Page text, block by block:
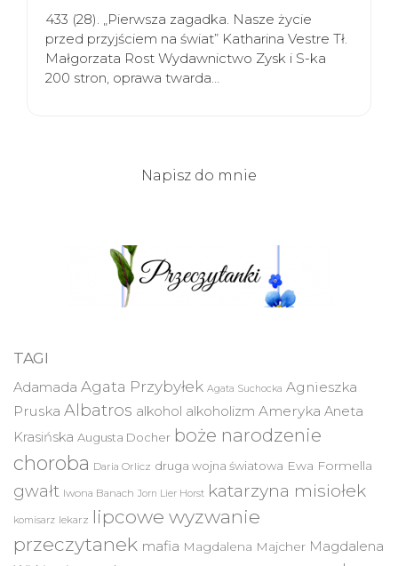
433 (28). „Pierwsza zagadka. Nasze życie
przed przyjściem na świat” Katharina Vestre Tł.
Małgorzata Rost Wydawnictwo Zysk i S-ka
200 stron, oprawa twarda…
Napisz do mnie
TAGI
Adamada Agata Przybyłek Agata Suchocka Agnieszka
Pruska Albatros alkohol alkoholizm Ameryka Aneta
Krasińska Augusta Docher boże narodzenie
choroba Daria Orlicz druga wojna światowa Ewa Formella
gwałt Iwona Banach Jorn Lier Horst katarzyna misiołek
komisarz lekarz lipcowe wyzwanie
przeczytanek mafia Magdalena Majcher Magdalena